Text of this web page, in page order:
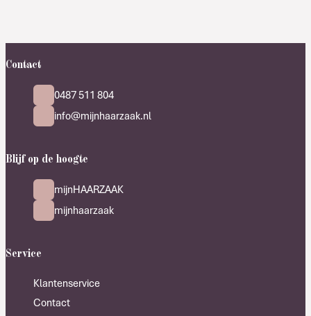
Contact
0487 511 804
info@mijnhaarzaak.nl
Blijf op de hoogte
mijnHAARZAAK
mijnhaarzaak
Service
Klantenservice
Contact